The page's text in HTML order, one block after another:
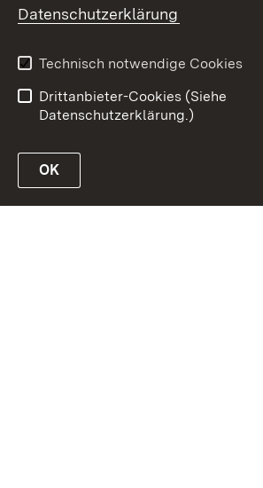
Barrierefreiheit
Datenschutzerklärung
Technisch notwendige Cookies
Drittanbieter-Cookies (Siehe
Datenschutzerklärung.)
OK